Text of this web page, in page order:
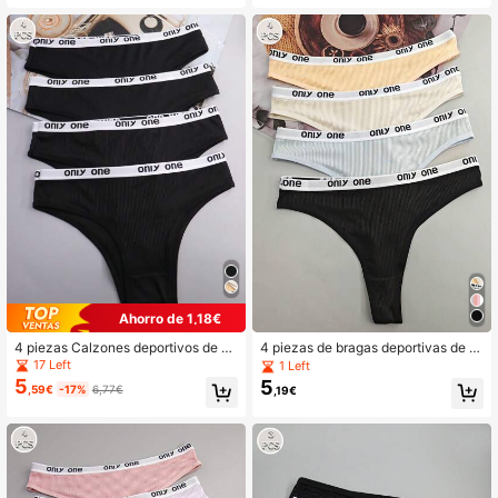
Ahorro de 1,18€
4 piezas Calzones deportivos de m
oda con rayas negras y banda con l
etras para mujer
17 Left
5 ,59€ -17% 6,77€
4 piezas de bragas deportivas de m
oda cómodas y de alta elasticidad c
on letras multicolor para la cintura d
e las mujeres
1 Left
5 ,19€